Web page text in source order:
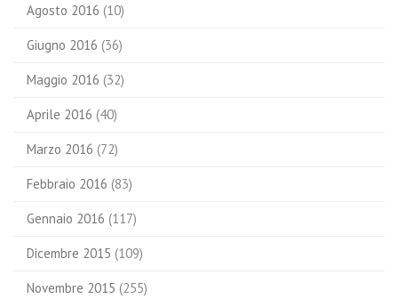
Agosto 2016 (10)
Giugno 2016 (36)
Maggio 2016 (32)
Aprile 2016 (40)
Marzo 2016 (72)
Febbraio 2016 (83)
Gennaio 2016 (117)
Dicembre 2015 (109)
Novembre 2015 (255)